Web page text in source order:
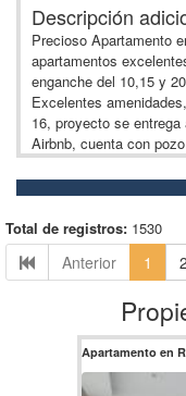
Descripción
Precioso Apartamento
apartamentos
enganche del 10,15 y
Excelentes
16, proyecto se
Airbnb, cuenta con
Total de registros: 1530
Anterior 1 2
Apartamento en